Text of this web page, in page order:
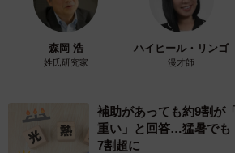
森岡 浩
姓氏研究家
ハイヒール・リンゴ
漫才師
補助があっても約9割が
重い」と回答…猛暑でも
7割超に